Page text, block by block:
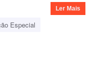
Especial
Ler Mais